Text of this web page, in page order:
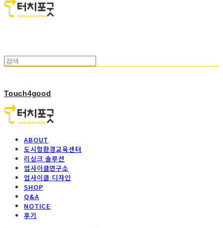
Touch4good
ABOUT
도시형환경교육센터
리싱크 솔루션
업사이클연구소
업사이클 디자인
SHOP
Q&A
NOTICE
후기